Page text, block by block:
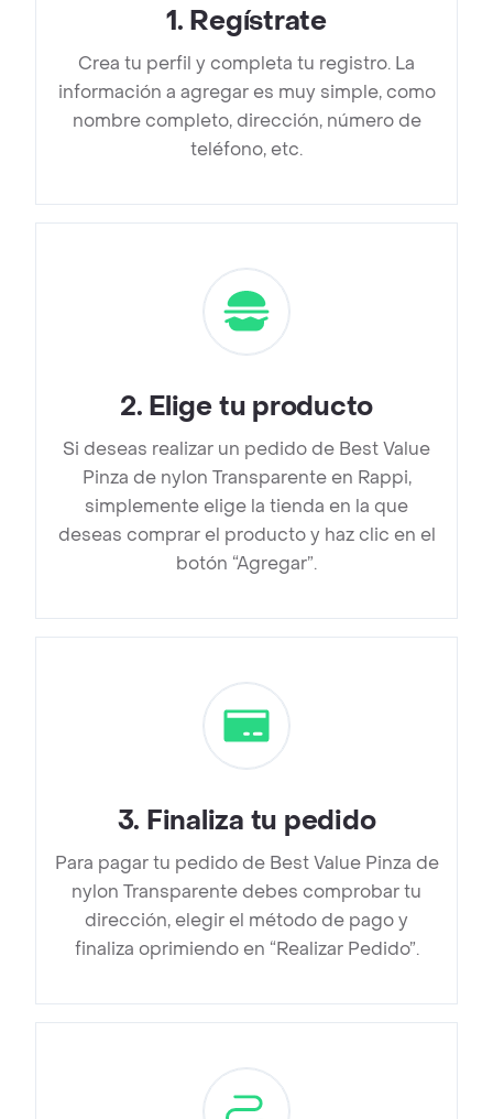
1. Regístrate
Crea tu perfil y completa tu registro. La
información a agregar es muy simple, como
nombre completo, dirección, número de
teléfono, etc.
2. Elige tu producto
Si deseas realizar un pedido de Best Value
Pinza de nylon Transparente en Rappi,
simplemente elige la tienda en la que
deseas comprar el producto y haz clic en el
botón “Agregar”.
3. Finaliza tu pedido
Para pagar tu pedido de Best Value Pinza de
nylon Transparente debes comprobar tu
dirección, elegir el método de pago y
finaliza oprimiendo en “Realizar Pedido”.